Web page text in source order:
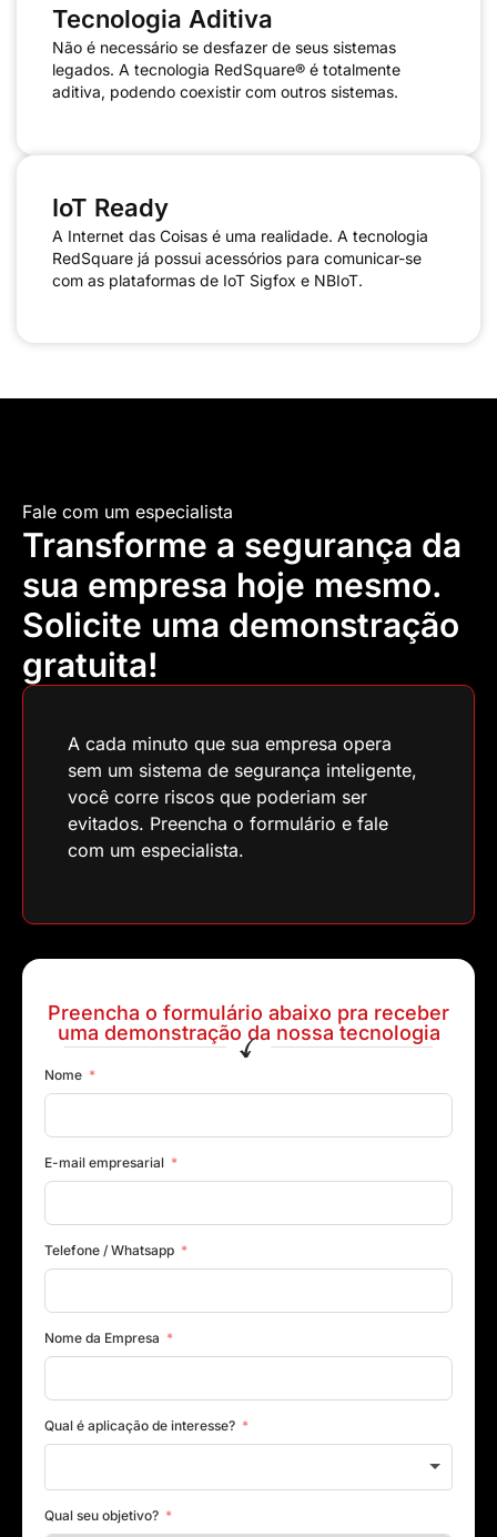
Tecnologia Aditiva
Não é necessário se desfazer de seus sistemas
legados. A tecnologia RedSquare® é totalmente
aditiva, podendo coexistir com outros sistemas.
IoT Ready
A Internet das Coisas é uma realidade. A tecnologia
RedSquare já possui acessórios para comunicar-se
com as plataformas de IoT Sigfox e NBIoT.
Fale com um especialista
Transforme a segurança da
sua empresa hoje mesmo.
Solicite uma demonstração
gratuita!
A cada minuto que sua empresa opera
sem um sistema de segurança inteligente,
você corre riscos que poderiam ser
evitados. Preencha o formulário e fale
com um especialista.
Preencha o formulário abaixo pra receber
uma demonstração da nossa tecnologia
Nome
E-mail empresarial
Telefone / Whatsapp
Nome da Empresa
Qual é aplicação de interesse?
Qual seu objetivo?